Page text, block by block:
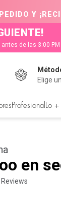
Y
de las 3:00 PM
Elige
Profesional Lo
en
Reviews